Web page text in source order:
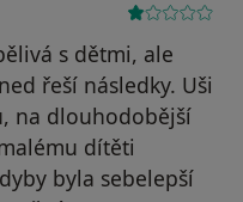
s dětmi, ale
řeší následky. Uši
na dlouhodobější
dítěti
byla sebelepší